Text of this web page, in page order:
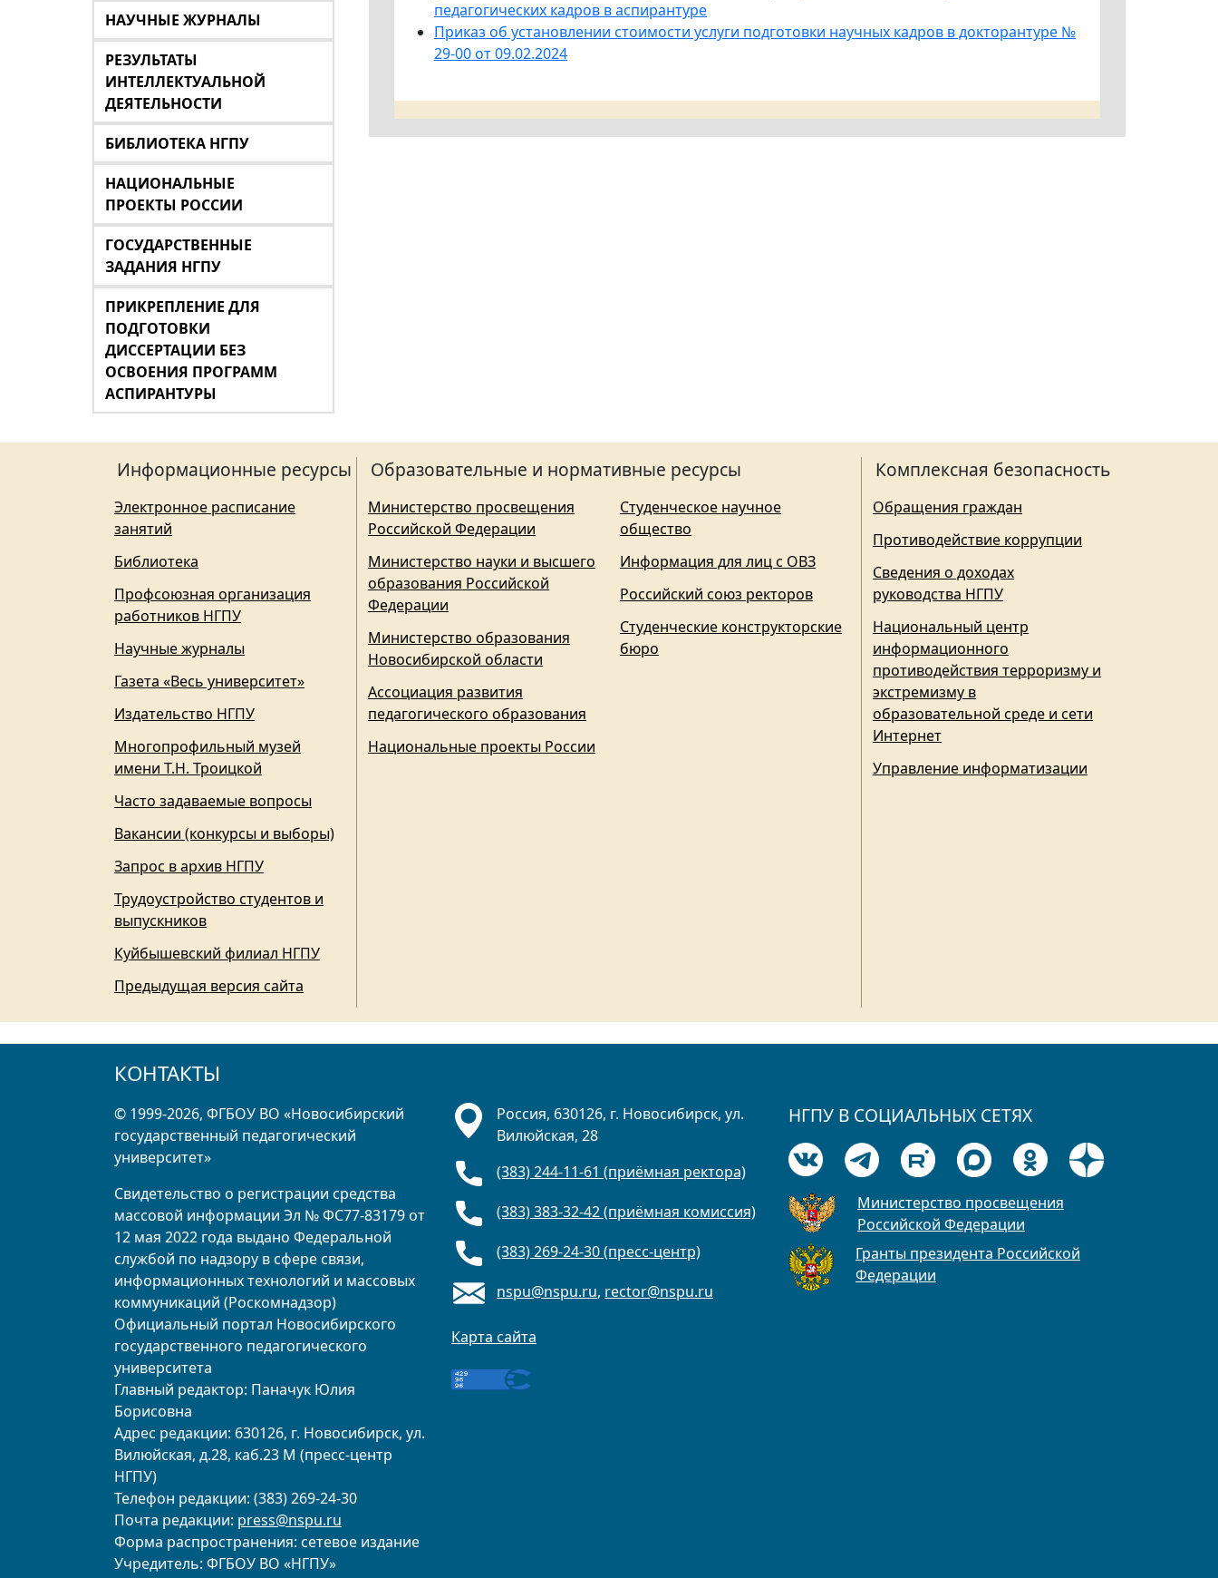
НАУЧНЫЕ ЖУРНАЛЫ
РЕЗУЛЬТАТЫ
ИНТЕЛЛЕКТУАЛЬНОЙ
ДЕЯТЕЛЬНОСТИ
БИБЛИОТЕКА НГПУ
НАЦИОНАЛЬНЫЕ
ПРОЕКТЫ РОССИИ
ГОСУДАРСТВЕННЫЕ
ЗАДАНИЯ НГПУ
ПРИКРЕПЛЕНИЕ ДЛЯ
ПОДГОТОВКИ
ДИССЕРТАЦИИ БЕЗ
ОСВОЕНИЯ ПРОГРАММ
АСПИРАНТУРЫ
педагогических кадров васпирантуре
Приказ об установлении стоимости услуги подготовки научных кадров в докторантуре №
29-00 от 09.02.2024
Информационные ресурсы
Электронное расписание
занятий
Библиотека
Профсоюзная организация
работников НГПУ
Научные журналы
Газета «Весь университет»
Издательство НГПУ
Многопрофильный музей
имени Т.Н. Троицкой
Часто задаваемые вопросы
Вакансии (конкурсы и выборы)
Запрос в архив НГПУ
Трудоустройство студентов и
выпускников
Куйбышевский филиал НГПУ
Предыдущая версия сайта
Образовательные и нормативные ресурсы
Министерство просвещения
Российской Федерации
Министерство науки и высшего
образования Российской
Федерации
Министерство образования
Новосибирской области
Ассоциация развития
педагогического образования
Национальные проекты России
Студенческое научное
общество
Информация для лиц с ОВЗ
Российский союз ректоров
Студенческие конструкторские
бюро
Комплексная безопасность
Обращения граждан
Противодействие коррупции
Сведения о доходах
руководства НГПУ
Национальный центр
информационного
противодействия терроризму и
экстремизму в
образовательной среде и сети
Интернет
Управление информатизации
КОНТАКТЫ
© 1999-2026, ФГБОУ ВО «Новосибирский
государственный педагогический
университет»
Свидетельство о регистрации средства
массовой информации Эл № ФС77-83179 от
12 мая 2022 года выдано Федеральной
службой по надзору в сфере связи,
информационных технологий и массовых
коммуникаций (Роскомнадзор)
Официальный портал Новосибирского
государственного педагогического
университета
Главный редактор: Паначук Юлия
Борисовна
Адрес редакции: 630126, г. Новосибирск, ул.
Вилюйская, д.28, каб.23 М (пресс-центр
НГПУ)
Телефон редакции: (383) 269-24-30
Почта редакции: press@nspu.ru
Форма распространения: сетевое издание
Учредитель: ФГБОУ ВО «НГПУ»
Россия, 630126, г. Новосибирск, ул.
Вилюйская, 28
(383) 244-11-61 (приёмная ректора)
(383) 383-32-42 (приёмная комиссия)
(383) 269-24-30 (пресс-центр)
nspu@nspu.ru, rector@nspu.ru
Карта сайта
НГПУ В СОЦИАЛЬНЫХ СЕТЯХ
Министерство просвещения
Российской Федерации
Гранты президента Российской
Федерации